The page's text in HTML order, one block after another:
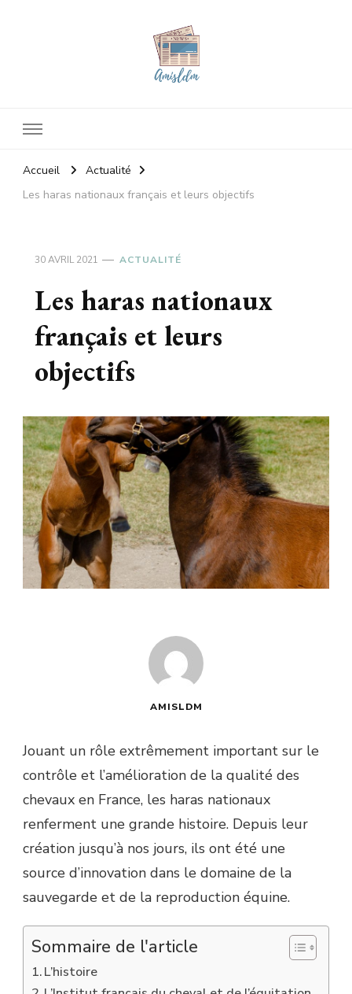
Accueil
Actualité
Les haras nationaux français et leurs objectifs
30 AVRIL 2021 ACTUALITÉ
Les haras nationaux
français et leurs
objectifs
AMISLDM
Jouant un rôle extrêmement important sur le
contrôle et l’amélioration de la qualité des
chevaux en France, les haras nationaux
renferment une grande histoire. Depuis leur
création jusqu’à nos jours, ils ont été une
source d’innovation dans le domaine de la
sauvegarde et de la reproduction équine.
Sommaire de l'article
L’histoire